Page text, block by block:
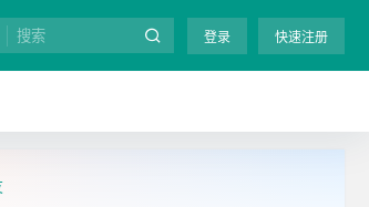
登录 快速注册